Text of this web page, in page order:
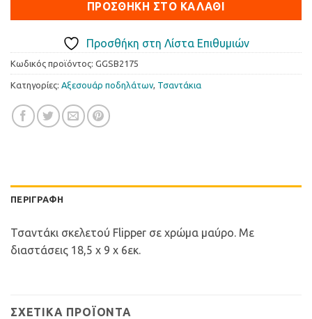
ΠΡΟΣΘΉΚΗ ΣΤΟ ΚΑΛΆΘΙ
Προσθήκη στη Λίστα Επιθυμιών
Κωδικός προϊόντος: GGSB2175
Κατηγορίες: Αξεσουάρ ποδηλάτων, Τσαντάκια
ΠΕΡΙΓΡΑΦΉ
Τσαντάκι σκελετού Flipper σε χρώμα μαύρο. Με
διαστάσεις 18,5 x 9 x 6εκ.
ΣΧΕΤΙΚΆ ΠΡΟΪΌΝΤΑ